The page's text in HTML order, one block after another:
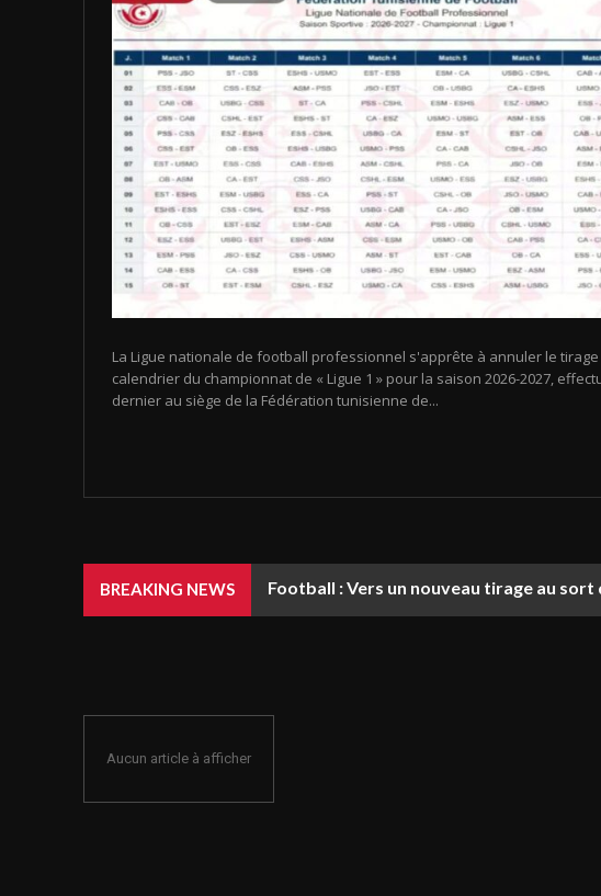
La Ligue nationale de football professionnel s'apprête à annuler le
calendrier du championnat de « Ligue 1 » pour la saison 2026-2027,
dernier au siège de la Fédération tunisienne de...
BREAKING NEWS Football : Vers un nouveau tirage au
Aucun article à afficher